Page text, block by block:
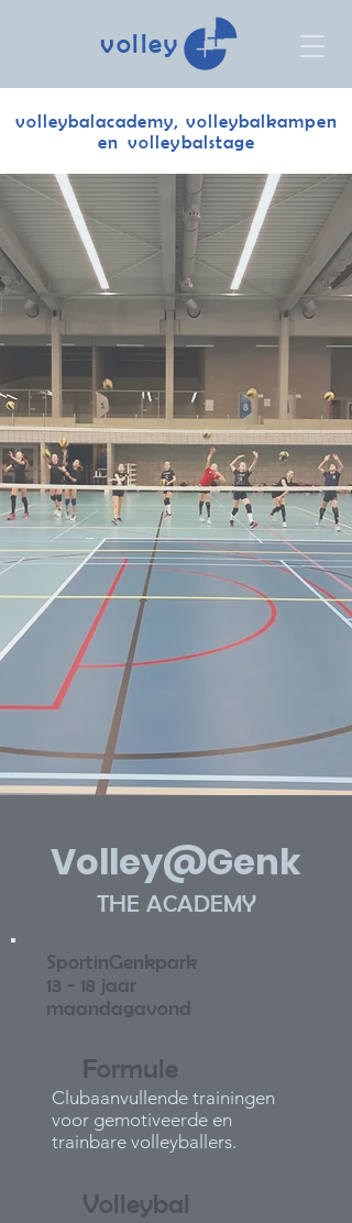
volley
volleybalacademy, volleybalkampen
en volleybalstage
Volley@Genk
THE ACADEMY
SportinGenkpark
13 - 18 jaar
maandagavond
Formule
Clubaanvullende trainingen
voor gemotiveerde en
trainbare volleyballers.
Volleybal